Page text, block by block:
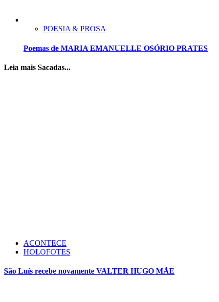
POESIA & PROSA
Poemas de MARIA EMANUELLE OSÓRIO PRATES
Leia mais Sacadas...
ACONTECE
HOLOFOTES
São Luís recebe novamente VALTER HUGO MÃE